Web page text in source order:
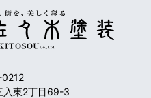
入東2丁目69-3